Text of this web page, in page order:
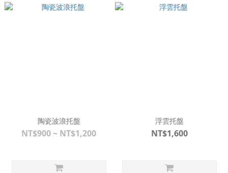
陶瓷波浪托盤
NT$900 ~ NT$1,200
浮雲托盤
NT$1,600